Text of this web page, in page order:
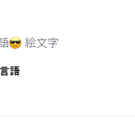
絵文字
語